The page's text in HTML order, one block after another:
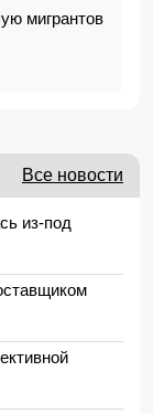
мигрантов
Все новости
из-под